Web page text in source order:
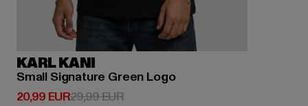
KARL KANI
Small Signature Green Logo
20,99 EUR
Derzeitiger Preis: 20,99 EUR
29,99 EURAktionspreis: 29,99 EUR